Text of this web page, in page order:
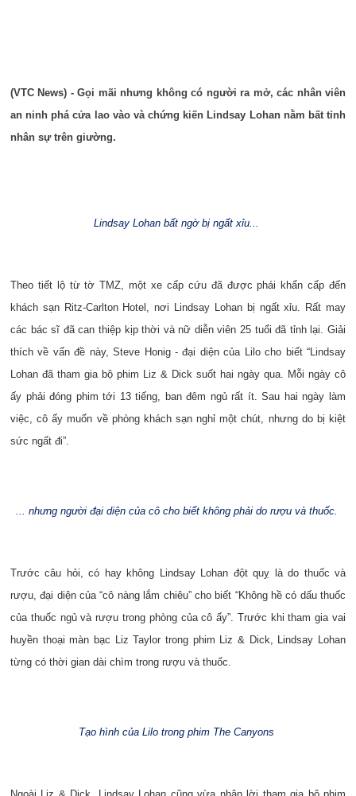
(VTC News) - Gọi mãi nhưng không có người ra mở, các nhân viên
an ninh phá cửa lao vào và chứng kiến Lindsay Lohan nằm bất tỉnh
nhân sự trên giường.
Lindsay Lohan bất ngờ bị ngất xỉu...
Theo tiết lộ từ tờ TMZ, một xe cấp cứu đã được phái khẩn cấp đến
khách sạn Ritz-Carlton Hotel, nơi Lindsay Lohan bị ngất xỉu. Rất may
các bác sĩ đã can thiệp kịp thời và nữ diễn viên 25 tuổi đã tỉnh lại. Giải
thích về vấn đề này, Steve Honig - đại diện của Lilo cho biết “Lindsay
Lohan đã tham gia bộ phim Liz & Dick suốt hai ngày qua. Mỗi ngày cô
ấy phải đóng phim tới 13 tiếng, ban đêm ngủ rất ít. Sau hai ngày làm
việc, cô ấy muốn về phòng khách sạn nghỉ một chút, nhưng do bị kiệt
sức ngất đi”.
... nhưng người đại diện của cô cho biết không phải do rượu và thuốc.
Trước câu hỏi, có hay không Lindsay Lohan đột quỵ là do thuốc và
rượu, đại diện của “cô nàng lắm chiêu” cho biết “Không hề có dấu thuốc
của thuốc ngủ và rượu trong phòng của cô ấy”. Trước khi tham gia vai
huyền thoại màn bạc Liz Taylor trong phim Liz & Dick, Lindsay Lohan
từng có thời gian dài chìm trong rượu và thuốc.
Tạo hình của Lilo trong phim The Canyons